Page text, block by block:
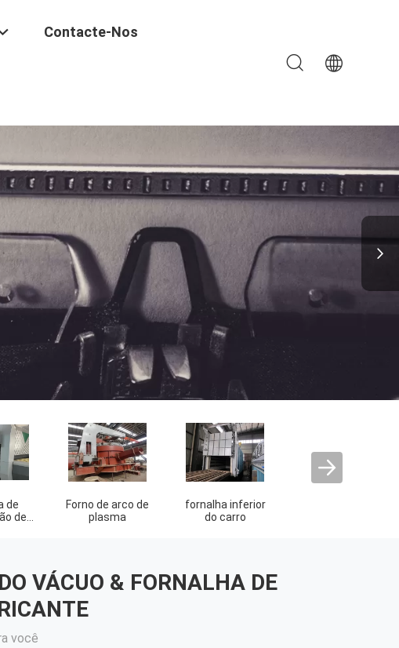
Contacte-Nos
Forno de secagem
do vácuo
Máquina de
fundição CCM
VÁCUO & FORNALHA DE
você